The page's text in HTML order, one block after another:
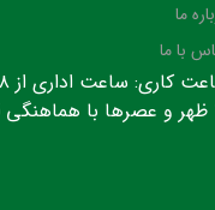
ما
با ما